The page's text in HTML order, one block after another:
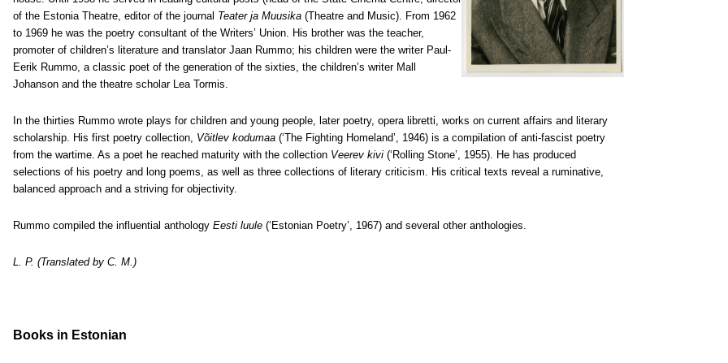
of the Estonia Theatre, editor of the journal Teater ja Muusika (Theatre and Music). From 1962
to 1969 he was the poetry consultant of the Writers’ Union. His brother was the teacher,
promoter of children’s literature and translator Jaan Rummo; his children were the writer Paul-
Eerik Rummo, a classic poet of the generation of the sixties, the children’s writer Mall
Johanson and the theatre scholar Lea Tormis.
In the thirties Rummo wrote plays for children and young people, later poetry, opera libretti, works on current affairs and literary
scholarship. His first poetry collection, Võitlev kodumaa (‘The Fighting Homeland’, 1946) is a compilation of anti-fascist poetry
from the wartime. As a poet he reached maturity with the collection Veerev kivi (‘Rolling Stone’, 1955). He has produced
selections of his poetry and long poems, as well as three collections of literary criticism. His critical texts reveal a ruminative,
balanced approach and a striving for objectivity.
Rummo compiled the influential anthology Eesti luule (‘Estonian Poetry’, 1967) and several other anthologies.
L. P. (Translated by C. M.)
Books in Estonian